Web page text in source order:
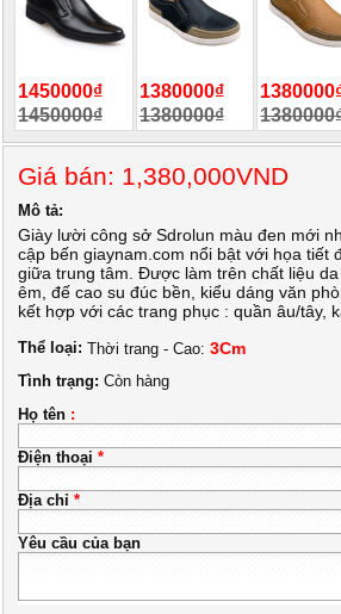
1450000₫
1450000₫
1380000₫
1380000₫
Giá bán: 1,380,000VND
Mô tả:
Giày lười công sở Sdrolun màu đen mới
cập bến giaynam.com nổi bật với họa tiết
giữa trung tâm. Được làm trên chất liệu
êm, đế cao su đúc bền, kiểu dáng văn
kết hợp với các trang phục : quần âu/tây,
Thể loại: Thời trang - Cao: 3Cm
Tình trạng: Còn hàng
Họ tên :
Điện thoại *
Địa chỉ *
Yêu cầu của bạn